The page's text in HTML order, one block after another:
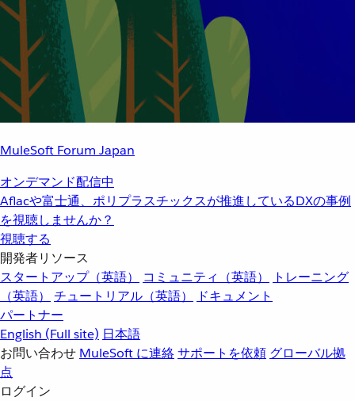
MuleSoft Forum Japan
オンデマンド配信中
Aflacや富士通、ポリプラスチックスが推進しているDXの事例
を視聴しませんか？
視聴する
開発者リソース
スタートアップ（英語）
コミュニティ（英語）
トレーニング
（英語）
チュートリアル（英語）
ドキュメント
パートナー
English (Full site) 日本語
お問い合わせ MuleSoft に連絡サポートを依頼 グローバル拠
点
ログイン